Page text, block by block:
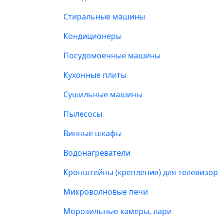
Стиральные машины
Кондиционеры
Посудомоечные машины
Кухонные плиты
Сушильные машины
Пылесосы
Винные шкафы
Водонагреватели
Кронштейны (крепления) для
Микроволновые печи
Морозильные камеры, лари